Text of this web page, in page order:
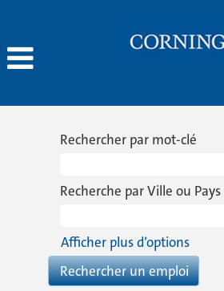
Rechercher par mot-clé
Recherche par Ville ou Pays
Afficher plus d’options